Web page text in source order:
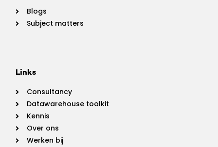
Blogs
Subject matters
Links
Consultancy
Datawarehouse toolkit
Kennis
Over ons
Werken bij